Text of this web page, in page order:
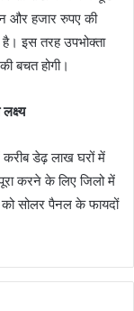
और हजार रुपए की
इस तरह उपभोक्ता
बचत होगी।
डेढ़ लाख घरों में
करने के लिए जिलो में
को सोलर पैनल के फायदों